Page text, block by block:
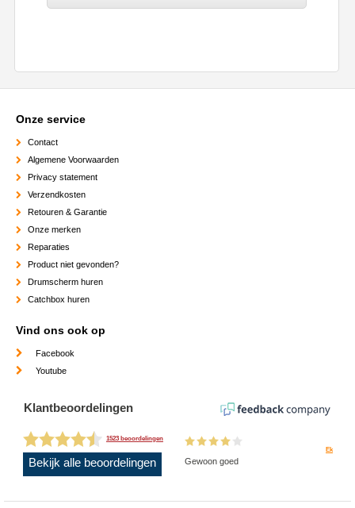
Onze service
Contact
Algemene Voorwaarden
Privacy statement
Verzendkosten
Retouren & Garantie
Onze merken
Reparaties
Product niet gevonden?
Drumscherm huren
Catchbox huren
Vind ons ook op
Facebook
Youtube
Klantbeoordelingen
1523 beoordelingen
Bekijk alle beoordelingen
Ek
Gewoon goed